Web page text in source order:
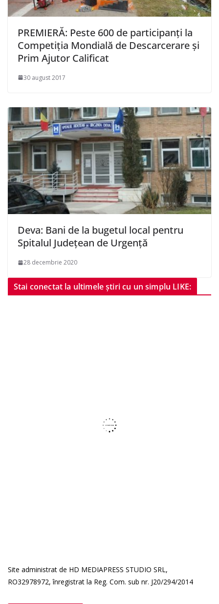
PREMIERĂ: Peste 600 de participanţi la
Competiţia Mondială de Descarcerare şi
Prim Ajutor Calificat
30 august 2017
Deva: Bani de la bugetul local pentru
Spitalul Județean de Urgență
28 decembrie 2020
Stai conectat la ultimele știri cu un simplu LIKE:
Site administrat de HD MEDIAPRESS STUDIO SRL,
RO32978972, înregistrat la Reg. Com. sub nr. J20/294/2014